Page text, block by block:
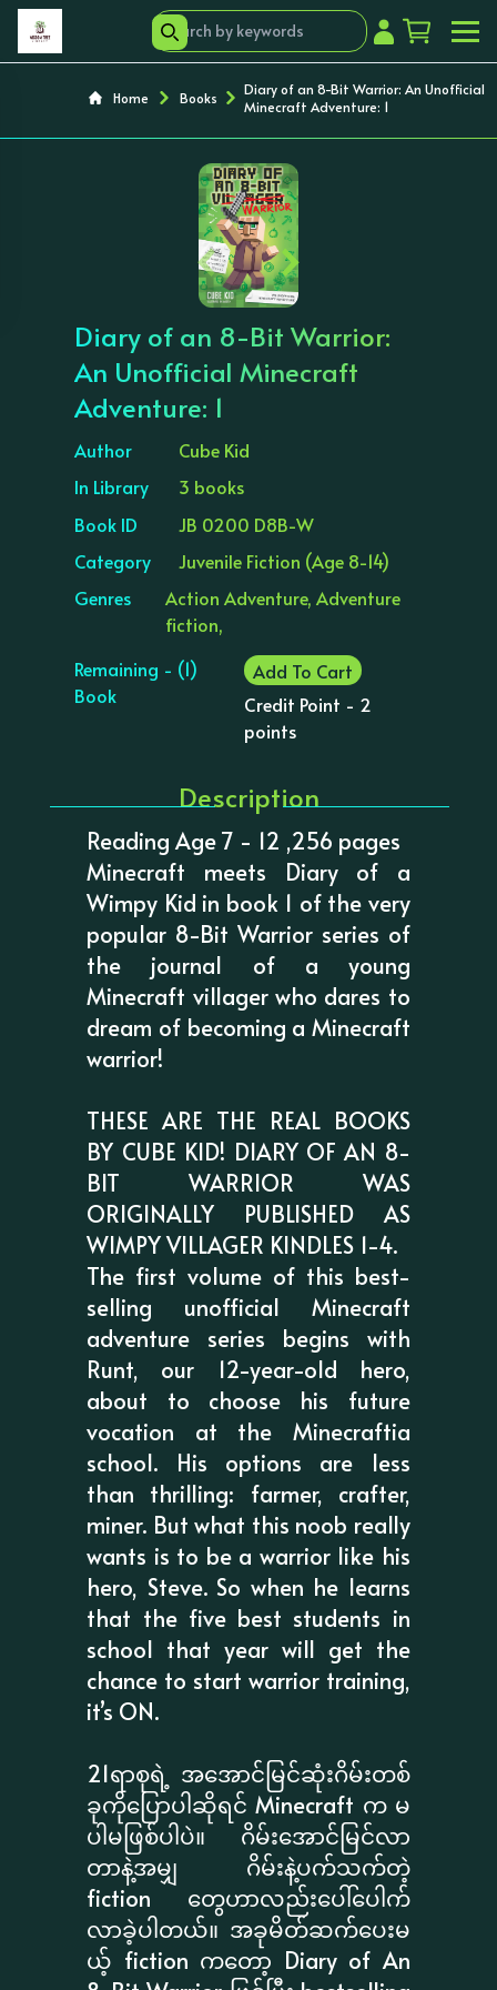
Home Books
Diary of an 8-Bit Warrior: An Unofficial
Minecraft Adventure: 1
‹ ›
Diary of an 8-Bit Warrior:
An Unofficial Minecraft
Adventure: 1
Author
Cube Kid
In Library
3 books
Book ID
JB 0200 D8B-W
Category
Juvenile Fiction (Age 8-14)
Genres
Action Adventure, Adventure
fiction,
Remaining - (1)
Book
Add To Cart
Credit Point - 2
points
Description
Reading Age 7 - 12 ,256 pages
Minecraft meets Diary of a
Wimpy Kid in book 1 of the very
popular 8-Bit Warrior series of
the journal of a young
Minecraft villager who dares to
dream of becoming a Minecraft
warrior!
THESE ARE THE REAL BOOKS
BY CUBE KID! DIARY OF AN 8-
BIT WARRIOR WAS
ORIGINALLY PUBLISHED AS
WIMPY VILLAGER KINDLES 1-4.
The first volume of this best-
selling unofficial Minecraft
adventure series begins with
Runt, our 12-year-old hero,
about to choose his future
vocation at the Minecraftia
school. His options are less
than thrilling: farmer, crafter,
miner. But what this noob really
wants is to be a warrior like his
hero, Steve. So when he learns
that the five best students in
school that year will get the
chance to start warrior training,
it’s ON.
21ရာစုရဲ့ အအောင်မြင်ဆုံးဂိမ်းတစ်
ခုကိုပြောပါဆိုရင် Minecraft က မ
ပါမဖြစ်ပါပဲ။ ဂိမ်းအောင်မြင်လာ
တာနဲ့အမျှ ဂိမ်းနဲ့ပက်သက်တဲ့
fiction တွေဟာလည်းပေါ်ပေါက်
လာခဲ့ပါတယ်။ အခုမိတ်ဆက်ပေးမ
ယ့် fiction ကတော့ Diary of An